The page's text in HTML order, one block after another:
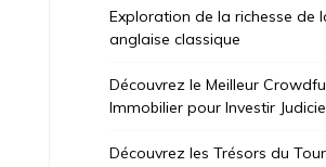
Exploration de la richesse de
anglaise classique
Découvrez le Meilleur
Immobilier pour Investir
Découvrez les Trésors du